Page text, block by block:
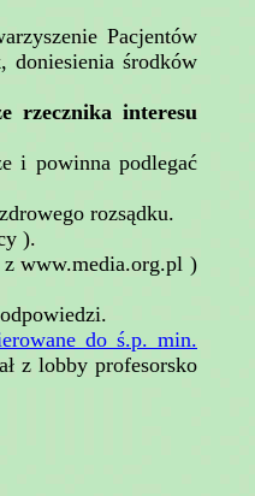
Pacjentów
doniesienia środków
rzecznika interesu
i powinna podlegać
rozsądku.
).
www.media.org.pl )
do ś.p. min.
z lobby profesorsko